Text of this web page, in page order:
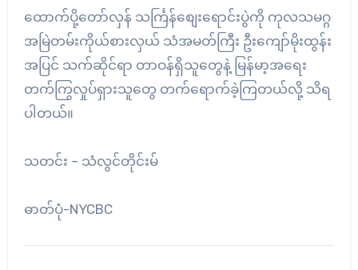
ထောက်ပို့တော်လှန် သင်္ကြန်စျေးရောင်းပွဲကို ကုလသမဂ္ဂ
အမြဲတမ်းကိုယ်စားလှယ် သံအမတ်ကြီး ဦးကျော်မိုးထွန်း
အပြင် သက်ဆိုင်ရာ တာဝန်ရှိသူတွေနဲ့ မြန်မာ့အရေး
တက်ကြွလှုပ်ရှားသူတွေ တက်ရောက်ခဲ့ကြတယ်လို့ သိရ
ပါတယ်။
သတင်း – သံလွင်တိုင်းမ်
ဓာတ်ပုံ-NYCBC